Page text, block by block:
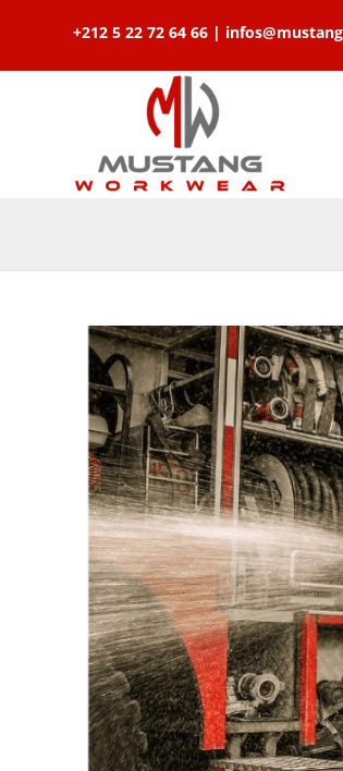
+212 5 22 72 64 66 |